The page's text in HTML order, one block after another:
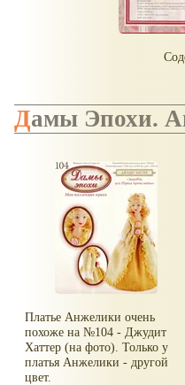
Дамы Эпохи.
Платье Анжелики очень
похоже на №104 - Джудит
Хаттер (на фото). Только у
платья Анжелики - другой
цвет.